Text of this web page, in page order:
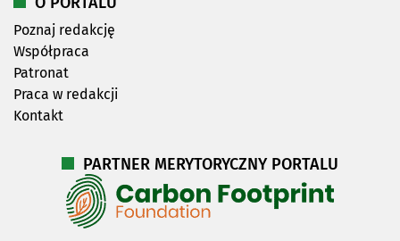
Poznaj redakcję
Współpraca
Patronat
Praca w redakcji
Kontakt
PARTNER MERYTORYCZNY PORTALU